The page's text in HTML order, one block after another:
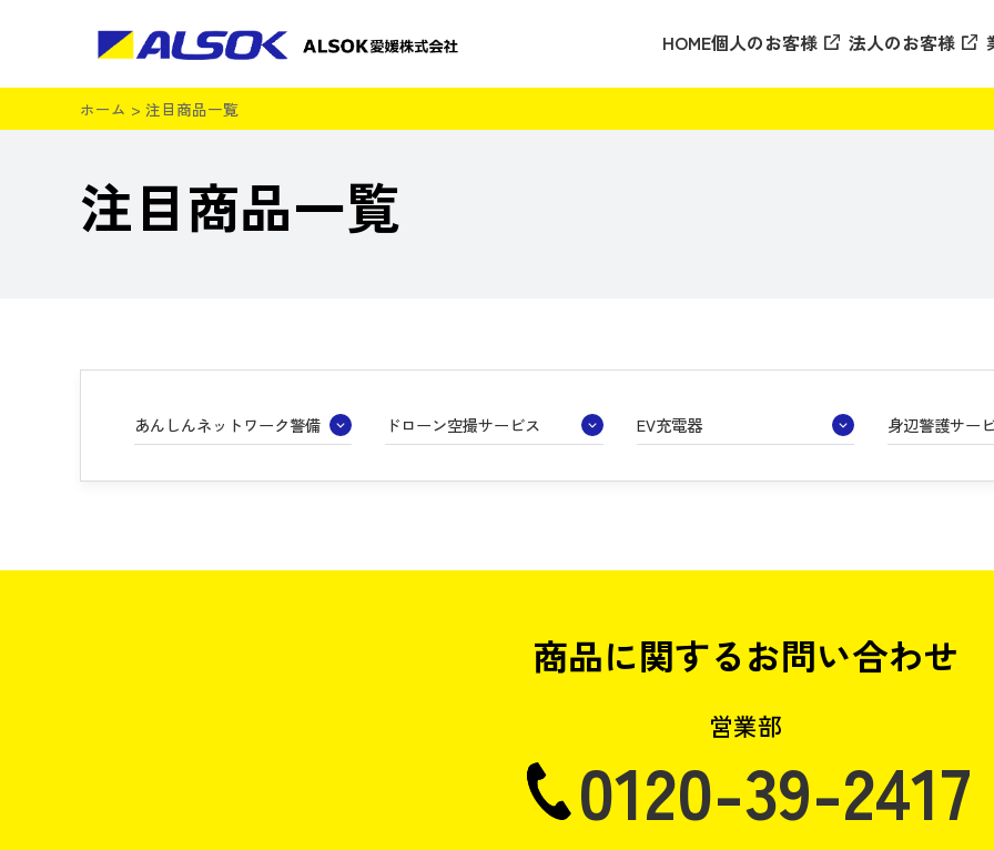
HOME個人のお客様 法人のお客様
ホーム > 注目商品一覧
注目商品一覧
あんしんネットワーク警備 ドローン空撮サービス EV充電器 身辺警護サー
商品に関するお問い合わせ
営業部
0120-39-2417